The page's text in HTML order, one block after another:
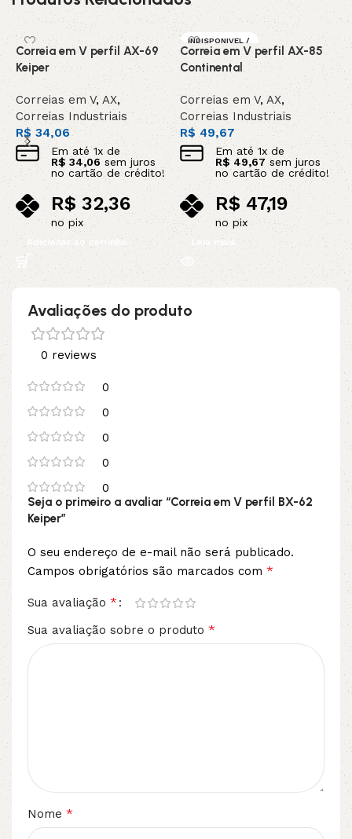
Correia em V perfil AX-69
Keiper
Correias em V, AX,
Correias Industriais
R$ 34,06
Em até1x de
R$34,06sem juros
no cartão de crédito!
R$32,36
no pix
Adicionar ao carrinho
INDISPONIVEL /
SOB ENCOMEN
Correia em V perfil AX-85
Continental
Correias em V,AX,
Correias Industriais
R$ 49,67
Em até1x de
R$49,67 sem juros
no cartão de crédito!
R$ 47,19
no pix
Leia mais
Avaliações do produto
0 reviews
0
0
0
0
0
Seja o primeiro a avaliar “Correia em V perfil BX-62
Keiper”
O seu endereço de e-mail não será publicado.
Campos obrigatórios são marcados com *
Sua avaliação *
Sua avaliação sobre o produto *
Nome *